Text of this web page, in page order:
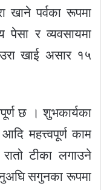
खाने पर्वका रूपमा
पेसा र व्यवसायमा
खाई असार १५
छ । शुभकार्यका
महत्त्वपूर्ण काम
टीका लगाउने
सगुनका रूपमा